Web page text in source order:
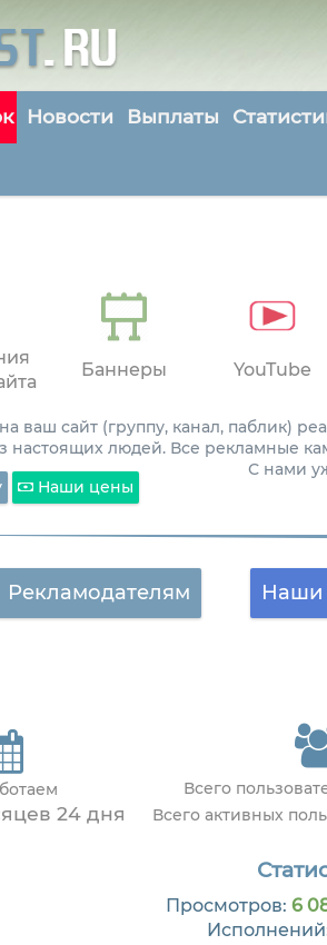
Новости Выплаты
Баннеры YouTube
ваш сайт (группу, канал, паблик)
настоящих людей. Все рекламные
С нами
Наши цены
Рекламодателям Наши
24 дня
Всего
Всего активных
Просмотров: 6